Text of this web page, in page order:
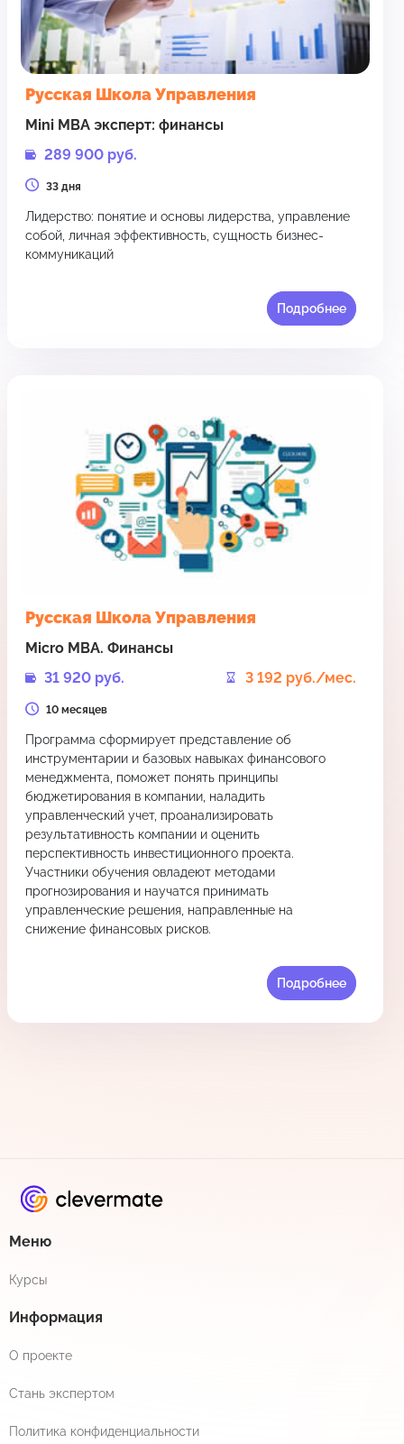
Руcская Школа Управления
Mini MBA эксперт: финансы
289 900 руб.
33 дня
Лидерство: понятие и основы лидерства, управление
собой, личная эффективность, сущность бизнес-
коммуникаций
Подробнее
Руcская Школа Управления
Micro MBA. Финансы
31 920 руб.
3 192 руб./мес.
10 месяцев
Программа сформирует представление об
инструментарии и базовых навыках финансового
менеджмента, поможет понять принципы
бюджетирования в компании, наладить
управленческий учет, проанализировать
результативность компании и оценить
перспективность инвестиционного проекта.
Участники обучения овладеют методами
прогнозирования и научатся принимать
управленческие решения, направленные на
снижение финансовых рисков.
Подробнее
Меню
Курсы
Информация
О проекте
Стань экспертом
Политика конфиденциальности